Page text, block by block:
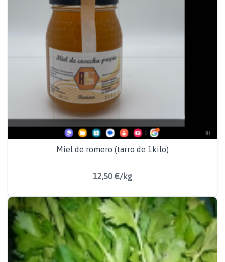
Miel de romero (tarro de 1kilo)
12,50 €/kg